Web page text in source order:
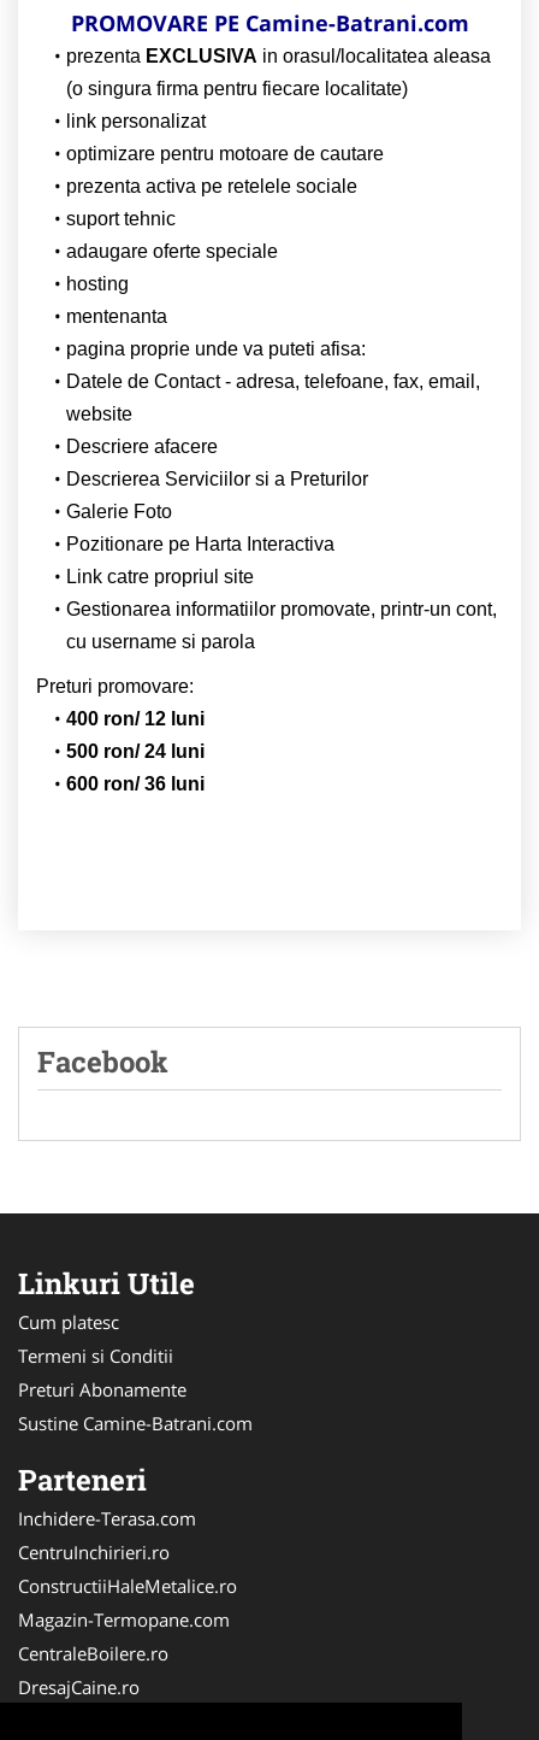
PROMOVARE PE Camine-Batrani.com
prezenta EXCLUSIVA in orasul/localitatea aleasa
(o singura firma pentru fiecare localitate)
link personalizat
optimizare pentru motoare de cautare
prezenta activa pe retelele sociale
suport tehnic
adaugare oferte speciale
hosting
mentenanta
pagina proprie unde va puteti afisa:
Datele de Contact - adresa, telefoane, fax, email,
website
Descriere afacere
Descrierea Serviciilor si a Preturilor
Galerie Foto
Pozitionare pe Harta Interactiva
Link catre propriul site
Gestionarea informatiilor promovate, printr-un cont,
cu username si parola
Preturi promovare:
400 ron/ 12 luni
500 ron/ 24 luni
600 ron/ 36 luni
Facebook
Linkuri Utile
Cum platesc
Termeni si Conditii
Preturi Abonamente
Sustine Camine-Batrani.com
Parteneri
Inchidere-Terasa.com
CentruInchirieri.ro
ConstructiiHaleMetalice.ro
Magazin-Termopane.com
CentraleBoilere.ro
DresajCaine.ro